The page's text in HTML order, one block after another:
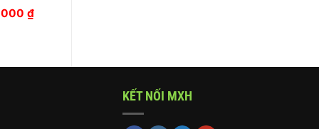
₫
KẾT NỐI MXH